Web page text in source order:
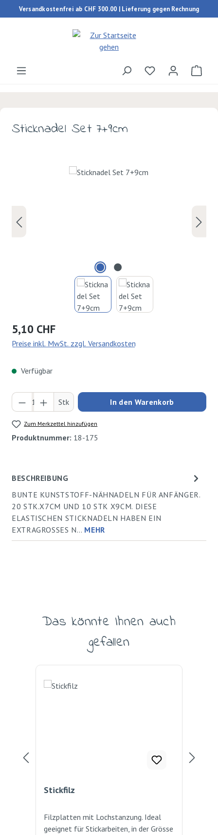
Zum Hauptinhalt springen
Versandkostenfrei ab CHF 300.00 | Lieferung gegen Rechnung
Du hast 0
Sticknadel Set 7+9cm
Bildergalerie überspringen
Regulärer Preis:
5,10 CHF
Preise inkl. MwSt. zzgl. Versandkosten
Verfügbar
Produkt Anzahl: Gib den gewünschten Wert
Stk In den Warenkorb
Zum Merkzettel hinzufügen
Produktnummer: 18-175
BESCHREIBUNG
BUNTE KUNSTSTOFF-NÄHNADELN FÜR ANFÄNGER.
20 STK.X7CM UND 10 STK X9CM. DIESE
ELASTISCHEN STICKNADELN HABEN EIN
EXTRAGROSSES N… MEHR
Produktgalerie überspringen
Das könnte Ihnen auch
gefallen
Stickfilz
Filzplatten mit Lochstanzung. Ideal
geeignet für Stickarbeiten, in der Grösse